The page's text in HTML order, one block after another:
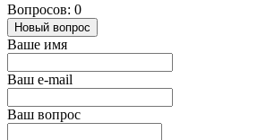
Вопросов: 0
Новый вопрос
Ваше имя
Ваш e-mail
Ваш вопрос